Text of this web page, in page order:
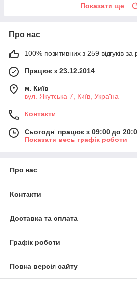
Показати ще
Про нас
100% позитивних з 259 відгуків за
Працює з 23.12.2014
м. Київ
вул. Якутська 7, Київ, Україна
Контакти
Сьогодні працює з 09:00 до
Показати весь графік роботи
Про нас
Контакти
Доставка та оплата
Графік роботи
Повна версія сайту